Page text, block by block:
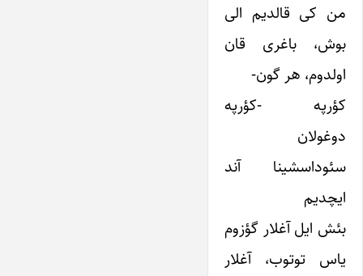
من کی قالدیم الی
بوش، باغری قان
اولدوم، هر گون-
کؤرپه -کؤرپه
دوغولان
سئوداسشینا آند
ایچدیم
بئش ایل آغلار گؤزوم
یاس توتوب، آغلار